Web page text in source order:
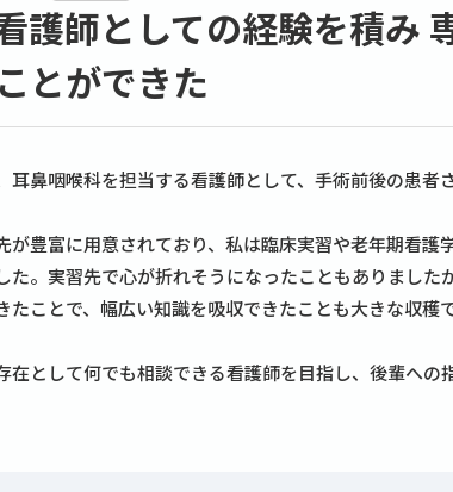
護師としての経験を積み
とができた
鼻咽喉科を担当する看護師として、手術前後の患者
が豊富に用意されており、私は臨床実習や老年期看護
た。実習先で心が折れそうになったこともありました
ことで、幅広い知識を吸収できたことも大きな収穫で
として何でも相談できる看護師を目指し、後輩への